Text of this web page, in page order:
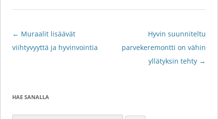
c
b
o
at
s
A
p
k
e
dI
p
Li
ar
Artikkelien
selaus
← Muraalit lisäävät
viihtyvyyttä ja hyvinvointia
Hyvin suunniteltu
parvekeremontti on vähin
yllätyksin tehty →
HAE SANALLA